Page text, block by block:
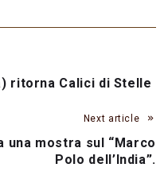
ritorna Calici di Stelle
Next article
una mostra sul “Marco
Polo dell’India”.